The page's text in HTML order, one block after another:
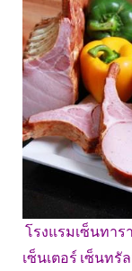
โรงแรมเซ็นทา
เซ็นเตอร์ เซ็นท